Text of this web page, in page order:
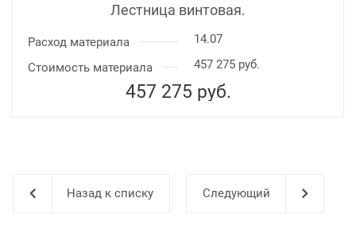
Лестница винтовая.
Расход материала
14.07
Стоимость материала
457 275 руб.
457 275 руб.
Назад к списку